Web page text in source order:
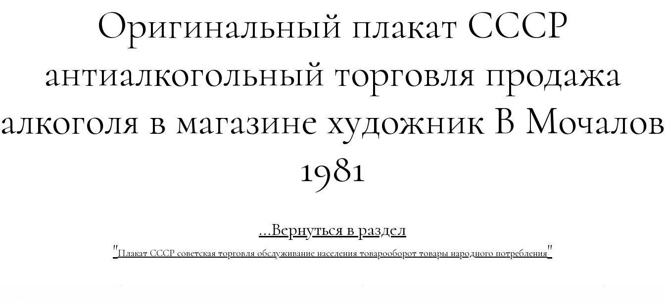
Оригинальный плакат СССР
антиалкогольный торговля продажа
алкоголя в магазине художник В Мочалов
1981
...Вернуться в раздел
"Плакат СССР советская торговля обслуживание населения товарооборот товары народного потребления"